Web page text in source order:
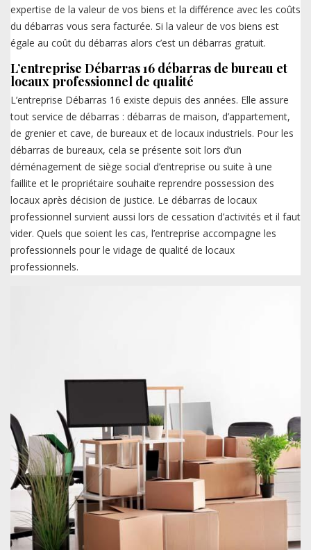
expertise de la valeur de vos biens et la différence avec les coûts
du débarras vous sera facturée. Si la valeur de vos biens est
égale au coût du débarras alors c’est un débarras gratuit.
L’entreprise Débarras 16 débarras de bureau et
locaux professionnel de qualité
L’entreprise Débarras 16 existe depuis des années. Elle assure
tout service de débarras : débarras de maison, d’appartement,
de grenier et cave, de bureaux et de locaux industriels. Pour les
débarras de bureaux, cela se présente soit lors d’un
déménagement de siège social d’entreprise ou suite à une
faillite et le propriétaire souhaite reprendre possession des
locaux après décision de justice. Le débarras de locaux
professionnel survient aussi lors de cessation d’activités et il faut
vider. Quels que soient les cas, l’entreprise accompagne les
professionnels pour le vidage de qualité de locaux
professionnels.